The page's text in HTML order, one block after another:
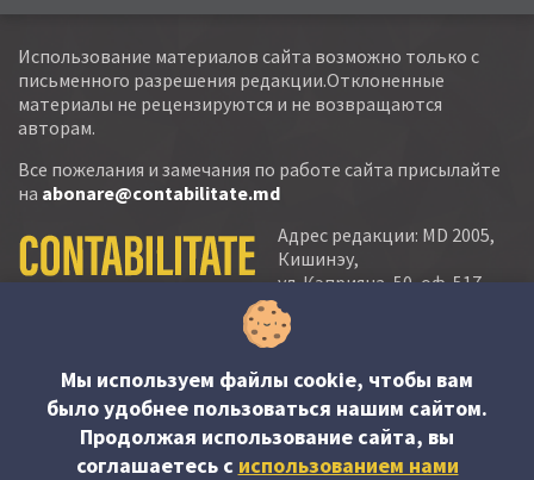
Использование материалов сайта возможно только с
письменного разрешения редакции.Отклоненные
материалы не рецензируются и не возвращаются
авторам.
Все пожелания и замечания по работе сайта присылайте
на abonare@contabilitate.md
Адрес редакции: MD 2005,
Кишинэу,
ул. Кэприяна, 50, оф. 517-
518
тел.:
тел./факс: (+373 22) 22 53 90
e-mail:
abonare@contabilitate.md
Мы используем файлы cookie, чтобы вам
было удобнее пользоваться нашим сайтом.
Продолжая использование сайта, вы
соглашаетесь c использованием нами